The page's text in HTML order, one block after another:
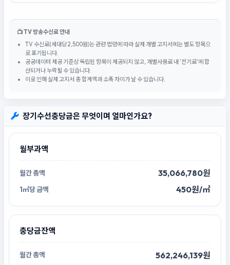
📺 TV 방송수신료 안내
TV 수신료(세대당 2,500원)는 관련 법령에 따라 실제 개별 고지서에는 별도 항목으
로 표기됩니다.
공공데이터 제공 기준상 독립된 항목이 제공되지 않고, 개별사용료 내 '전기료'에 합
산되거나 누락될 수 있습니다.
이로 인해 실제 고지서 총 합계액과 소폭 차이가 날 수 있습니다.
장기수선충당금은 무엇이며 얼마인가요?
월부과액
35,066,780원
450원/㎡
충당금잔액
562,246,139원